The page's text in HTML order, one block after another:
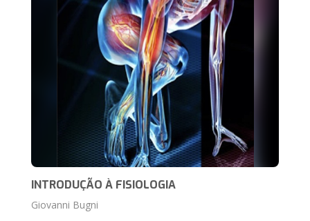
INTRODUÇÃO À FISIOLOGIA
Giovanni Bugni